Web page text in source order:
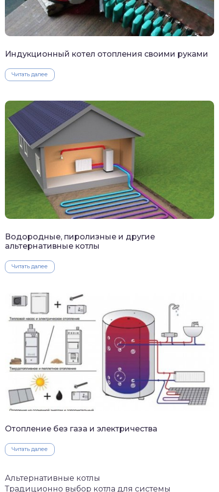
Индукционный котел отопления своими руками
Читать далее
Водородные, пиролизные и другие
альтернативные котлы
Читать далее
Отопление без газа и электричества
Читать далее
Альтернативные котлы
Традиционно выбор котла для системы